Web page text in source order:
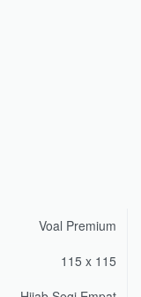
Voal Premium
115 x 115